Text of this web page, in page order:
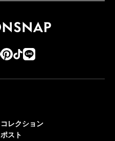
コレクション
ポスト